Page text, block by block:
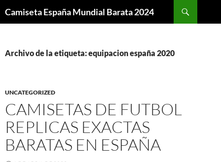
Camiseta España Mundial Barata 2024
Archivo de la etiqueta: equipacion españa 2020
UNCATEGORIZED
CAMISETAS DE FUTBOL
REPLICAS EXACTAS
BARATAS EN ESPAÑA